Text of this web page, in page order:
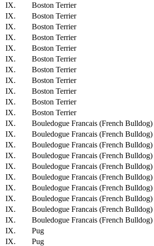
IX.
Boston Terrier
IX.
Boston Terrier
IX.
Boston Terrier
IX.
Boston Terrier
IX.
Boston Terrier
IX.
Boston Terrier
IX.
Boston Terrier
IX.
Boston Terrier
IX.
Boston Terrier
IX.
Boston Terrier
IX.
Boston Terrier
IX.
Bouledogue Francais (French Bulldog)
IX.
Bouledogue Francais (French Bulldog)
IX.
Bouledogue Francais (French Bulldog)
IX.
Bouledogue Francais (French Bulldog)
IX.
Bouledogue Francais (French Bulldog)
IX.
Bouledogue Francais (French Bulldog)
IX.
Bouledogue Francais (French Bulldog)
IX.
Bouledogue Francais (French Bulldog)
IX.
Bouledogue Francais (French Bulldog)
IX.
Bouledogue Francais (French Bulldog)
IX.
Pug
IX.
Pug